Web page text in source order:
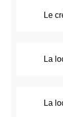
Le
La
La